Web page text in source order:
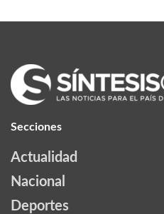
Secciones
Actualidad
Nacional
Deportes